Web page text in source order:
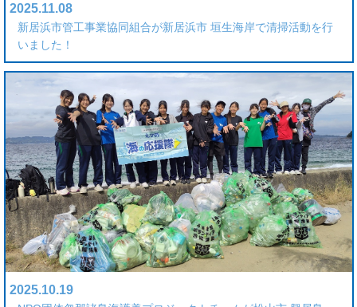
2025.11.08
新居浜市管工事業協同組合が新居浜市 垣生海岸で清掃活動を行
いました！
2025.10.19